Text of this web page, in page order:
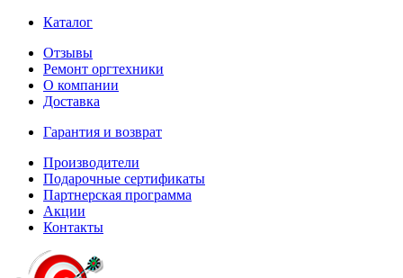
Каталог
Отзывы
Ремонт оргтехники
О компании
Доставка
Гарантия и возврат
Производители
Подарочные сертификаты
Партнерская программа
Акции
Контакты